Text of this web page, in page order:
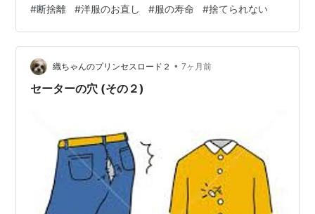
と、良いアドバイスをくれた事に感謝した。そして、似
たような色の糸ももしかしたら「自宅にあるかも？！」
と、探してみることにした。老眼が進んですっかり遠の
いてしまったけど、昔はよく刺繍をしていたので、同じ
グレーの糸でも結構なグラデーションの糸数を持ってい
#断捨離 #洋服のお直し #服の寿命 #捨てられない
織ちゃんのプリンセスロード２ • 7ヶ月前
セーターの穴 (その２)